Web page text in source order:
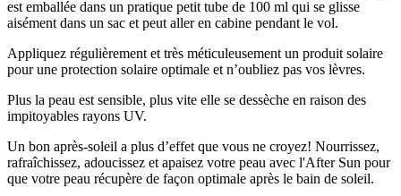
est emballée dans un pratique petit tube de 100 ml qui se glisse
aisément dans un sac et peut aller en cabine pendant le vol.
Appliquez régulièrement et très méticuleusement un produit solaire
pour une protection solaire optimale et n’oubliez pas vos lèvres.
Plus la peau est sensible, plus vite elle se dessèche en raison des
impitoyables rayons UV.
Un bon après-soleil a plus d’effet que vous ne croyez! Nourrissez,
rafraîchissez, adoucissez et apaisez votre peau avec l'After Sun pour
que votre peau récupère de façon optimale après le bain de soleil.